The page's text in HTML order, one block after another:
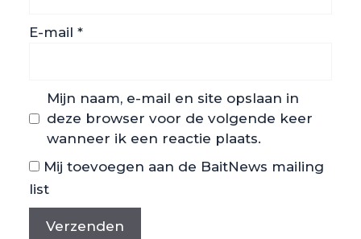
E-mail *
Mijn naam, e-mail en site opslaan in
deze browser voor de volgende keer
wanneer ik een reactie plaats.
Mij toevoegen aan de BaitNews mailing
list